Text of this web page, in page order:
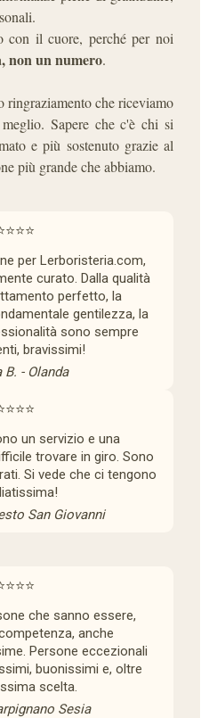
con il cuore, perché per noi
non un numero.
ringraziamento che riceviamo
Sapere che c'è chi si
e più sostenuto grazie al
più grande che abbiamo.
per Lerboristeria.com,
curato. Dalla qualità
perfetto, la
gentilezza, la
sono sempre
bravissimi!
B. - Olanda
un servizio e una
trovare in giro. Sono
Si vede che ci tengono
San Giovanni
che sanno essere,
anche
Persone eccezionali
buonissimi e, oltre
scelta.
Sesia